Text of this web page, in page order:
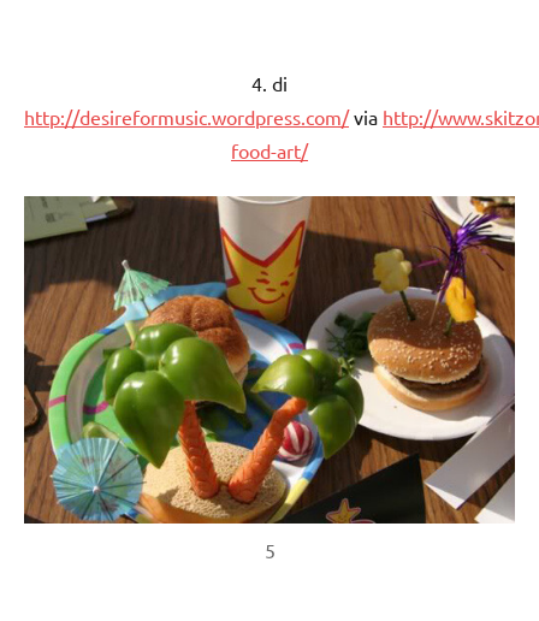
4. di
http://desireformusic.wordpress.com/via http://
food-art/
5